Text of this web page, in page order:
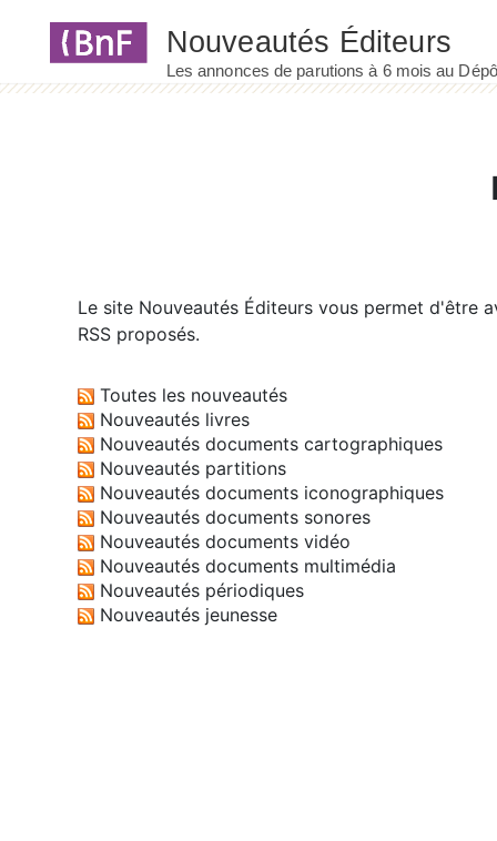
Le site Nouveautés Éditeurs vous permet d'être
RSS proposés.
Toutes les nouveautés
Nouveautés livres
Nouveautés documents cartographiques
Nouveautés partitions
Nouveautés documents iconographiques
Nouveautés documents sonores
Nouveautés documents vidéo
Nouveautés documents multimédia
Nouveautés périodiques
Nouveautés jeunesse